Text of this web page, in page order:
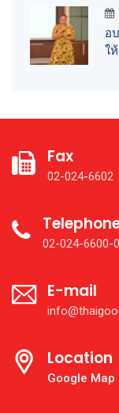
อ
ใ
Fax
02-024-6602
02-024-6600-
E-mail
Location
Google Map